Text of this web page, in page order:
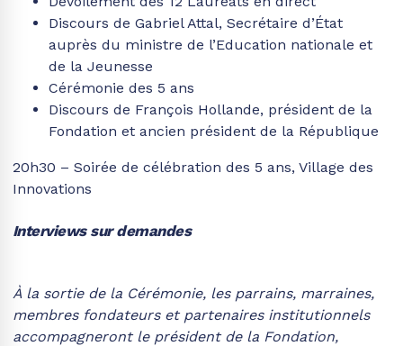
Discours de Gabriel Attal, Secrétaire d’État
auprès du ministre de l’Education nationale et
de la Jeunesse
Cérémonie des 5 ans
Discours de François Hollande, président de la
Fondation et ancien président de la République
20h30 – Soirée de célébration des 5 ans, Village des
Innovations
Interviews sur demandes
À la sortie de la Cérémonie, les parrains, marraines,
membres fondateurs et partenaires institutionnels
accompagneront le président de la Fondation,